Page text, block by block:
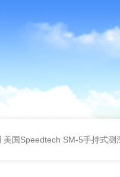
美国Speedtech SM-5手持式测